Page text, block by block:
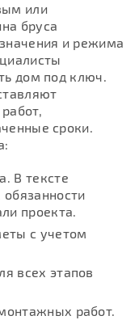
или
бруса
и режима
дом под ключ.
сроки.
В тексте
проекта.
с учетом
всех этапов
работ.